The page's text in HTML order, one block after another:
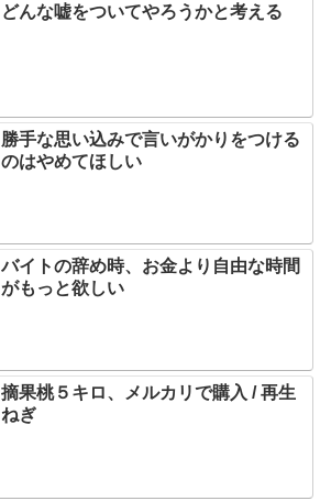
どんな嘘をついてやろうかと考える
勝手な思い込みで言いがかりをつける
のはやめてほしい
バイトの辞め時、お金より自由な時間
がもっと欲しい
摘果桃５キロ、メルカリで購入 / 再生
ねぎ